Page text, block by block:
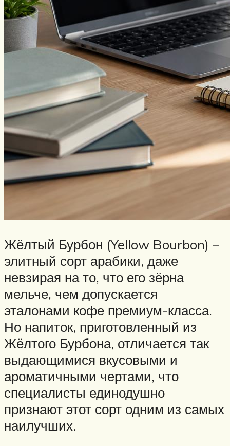
Жёлтый Бурбон (Yellow Bourbon) –
элитный сорт арабики, даже
невзирая на то, что его зёрна
мельче, чем допускается
эталонами кофе премиум-класса.
Но напиток, приготовленный из
Жёлтого Бурбона, отличается так
выдающимися вкусовыми и
ароматичными чертами, что
специалисты единодушно
признают этот сорт одним из самых
наилучших.